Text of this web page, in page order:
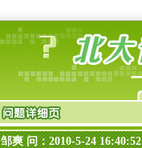
邹爽 问：2010-5-24 16:40:52